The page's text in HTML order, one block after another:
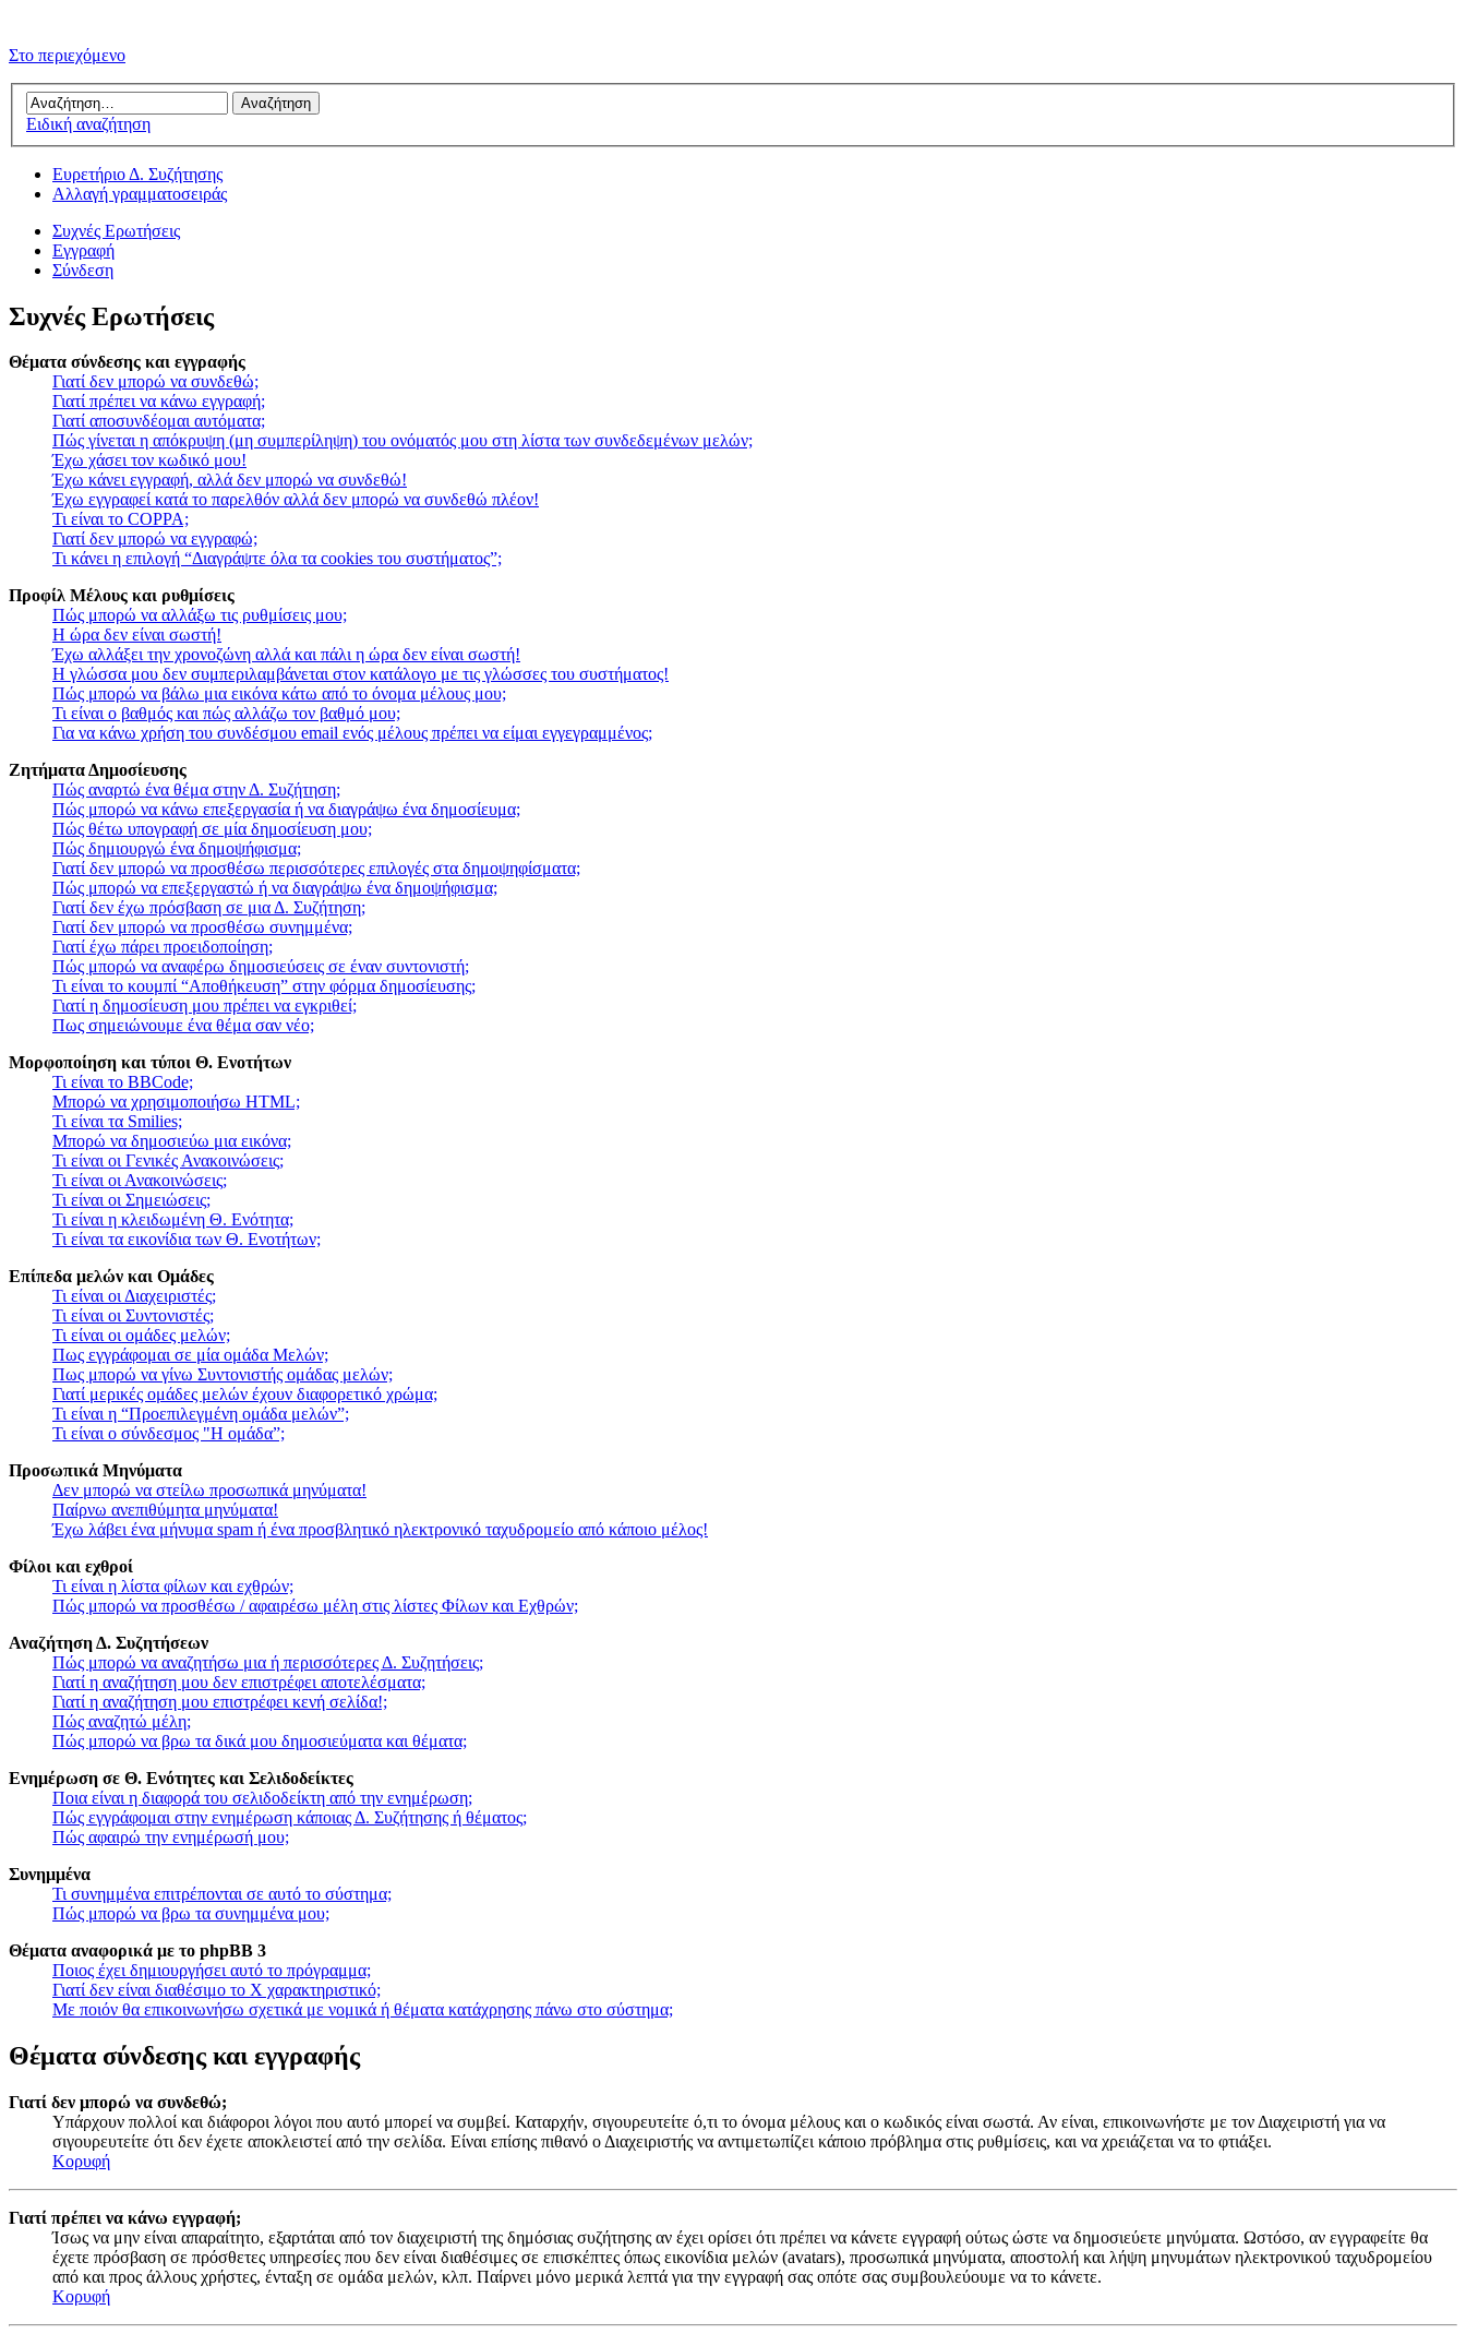
Στο περιεχόμενο
Ειδική αναζήτηση
Ευρετήριο Δ. Συζήτησης
Αλλαγή γραμματοσειράς
Συχνές Ερωτήσεις
Εγγραφή
Σύνδεση
Συχνές Ερωτήσεις
Θέματα σύνδεσης και εγγραφής
Γιατί δεν μπορώ να συνδεθώ;
Γιατί πρέπει να κάνω εγγραφή;
Γιατί αποσυνδέομαι αυτόματα;
Πώς γίνεται η απόκρυψη (μη συμπερίληψη) του ονόματός μου στη λίστα των συνδεδεμένων μελών;
Έχω χάσει τον κωδικό μου!
Έχω κάνει εγγραφή, αλλά δεν μπορώ να συνδεθώ!
Έχω εγγραφεί κατά το παρελθόν αλλά δεν μπορώ να συνδεθώ πλέον!
Τι είναι το COPPA;
Γιατί δεν μπορώ να εγγραφώ;
Τι κάνει η επιλογή “Διαγράψτε όλα τα cookies του συστήματος”;
Προφίλ Μέλους και ρυθμίσεις
Πώς μπορώ να αλλάξω τις ρυθμίσεις μου;
Η ώρα δεν είναι σωστή!
Έχω αλλάξει την χρονοζώνη αλλά και πάλι η ώρα δεν είναι σωστή!
Η γλώσσα μου δεν συμπεριλαμβάνεται στον κατάλογο με τις γλώσσες του συστήματος!
Πώς μπορώ να βάλω μια εικόνα κάτω από το όνομα μέλους μου;
Τι είναι ο βαθμός και πώς αλλάζω τον βαθμό μου;
Για να κάνω χρήση του συνδέσμου email ενός μέλους πρέπει να είμαι εγγεγραμμένος;
Ζητήματα Δημοσίευσης
Πώς αναρτώ ένα θέμα στην Δ. Συζήτηση;
Πώς μπορώ να κάνω επεξεργασία ή να διαγράψω ένα δημοσίευμα;
Πώς θέτω υπογραφή σε μία δημοσίευση μου;
Πώς δημιουργώ ένα δημοψήφισμα;
Γιατί δεν μπορώ να προσθέσω περισσότερες επιλογές στα δημοψηφίσματα;
Πώς μπορώ να επεξεργαστώ ή να διαγράψω ένα δημοψήφισμα;
Γιατί δεν έχω πρόσβαση σε μια Δ. Συζήτηση;
Γιατί δεν μπορώ να προσθέσω συνημμένα;
Γιατί έχω πάρει προειδοποίηση;
Πώς μπορώ να αναφέρω δημοσιεύσεις σε έναν συντονιστή;
Τι είναι το κουμπί “Αποθήκευση” στην φόρμα δημοσίευσης;
Γιατί η δημοσίευση μου πρέπει να εγκριθεί;
Πως σημειώνουμε ένα θέμα σαν νέο;
Μορφοποίηση και τύποι Θ. Ενοτήτων
Τι είναι το BBCode;
Μπορώ να χρησιμοποιήσω HTML;
Τι είναι τα Smilies;
Μπορώ να δημοσιεύω μια εικόνα;
Τι είναι οι Γενικές Ανακοινώσεις;
Τι είναι οι Ανακοινώσεις;
Τι είναι οι Σημειώσεις;
Τι είναι η κλειδωμένη Θ. Ενότητα;
Τι είναι τα εικονίδια των Θ. Ενοτήτων;
Επίπεδα μελών και Ομάδες
Τι είναι οι Διαχειριστές;
Τι είναι οι Συντονιστές;
Τι είναι οι ομάδες μελών;
Πως εγγράφομαι σε μία ομάδα Μελών;
Πως μπορώ να γίνω Συντονιστής ομάδας μελών;
Γιατί μερικές ομάδες μελών έχουν διαφορετικό χρώμα;
Τι είναι η “Προεπιλεγμένη ομάδα μελών”;
Τι είναι ο σύνδεσμος "Η ομάδα”;
Προσωπικά Μηνύματα
Δεν μπορώ να στείλω προσωπικά μηνύματα!
Παίρνω ανεπιθύμητα μηνύματα!
Έχω λάβει ένα μήνυμα spam ή ένα προσβλητικό ηλεκτρονικό ταχυδρομείο από κάποιο μέλος!
Φίλοι και εχθροί
Τι είναι η λίστα φίλων και εχθρών;
Πώς μπορώ να προσθέσω / αφαιρέσω μέλη στις λίστες Φίλων και Εχθρών;
Αναζήτηση Δ. Συζητήσεων
Πώς μπορώ να αναζητήσω μια ή περισσότερες Δ. Συζητήσεις;
Γιατί η αναζήτηση μου δεν επιστρέφει αποτελέσματα;
Γιατί η αναζήτηση μου επιστρέφει κενή σελίδα!;
Πώς αναζητώ μέλη;
Πώς μπορώ να βρω τα δικά μου δημοσιεύματα και θέματα;
Ενημέρωση σε Θ. Ενότητες και Σελιδοδείκτες
Ποια είναι η διαφορά του σελιδοδείκτη από την ενημέρωση;
Πώς εγγράφομαι στην ενημέρωση κάποιας Δ. Συζήτησης ή θέματος;
Πώς αφαιρώ την ενημέρωσή μου;
Συνημμένα
Τι συνημμένα επιτρέπονται σε αυτό το σύστημα;
Πώς μπορώ να βρω τα συνημμένα μου;
Θέματα αναφορικά με το phpBB 3
Ποιος έχει δημιουργήσει αυτό το πρόγραμμα;
Γιατί δεν είναι διαθέσιμο το Χ χαρακτηριστικό;
Με ποιόν θα επικοινωνήσω σχετικά με νομικά ή θέματα κατάχρησης πάνω στο σύστημα;
Θέματα σύνδεσης και εγγραφής
Γιατί δεν μπορώ να συνδεθώ;
Υπάρχουν πολλοί και διάφοροι λόγοι που αυτό μπορεί να συμβεί. Καταρχήν, σιγουρευτείτε ό,τι το όνομα μέλους και ο κωδικός είναι σωστά. Αν είναι, επικοινωνήστε με τον Διαχειριστή για να
σιγουρευτείτε ότι δεν έχετε αποκλειστεί από την σελίδα. Είναι επίσης πιθανό ο Διαχειριστής να αντιμετωπίζει κάποιο πρόβλημα στις ρυθμίσεις, και να χρειάζεται να το φτιάξει.
Κορυφή
Γιατί πρέπει να κάνω εγγραφή;
Ίσως να μην είναι απαραίτητο, εξαρτάται από τον διαχειριστή της δημόσιας συζήτησης αν έχει ορίσει ότι πρέπει να κάνετε εγγραφή ούτως ώστε να δημοσιεύετε μηνύματα. Ωστόσο, αν εγγραφείτε θα
έχετε πρόσβαση σε πρόσθετες υπηρεσίες που δεν είναι διαθέσιμες σε επισκέπτες όπως εικονίδια μελών (avatars), προσωπικά μηνύματα, αποστολή και λήψη μηνυμάτων ηλεκτρονικού ταχυδρομείου
από και προς άλλους χρήστες, ένταξη σε ομάδα μελών, κλπ. Παίρνει μόνο μερικά λεπτά για την εγγραφή σας οπότε σας συμβουλεύουμε να το κάνετε.
Κορυφή